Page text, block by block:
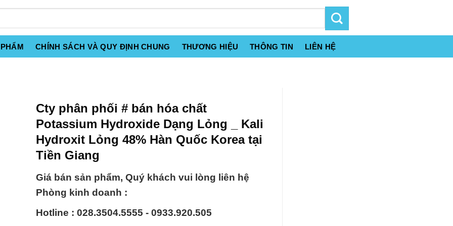
CHÍNH SÁCH VÀ QUY ĐỊNH CHUNG THƯƠNG HIỆU THÔNG TIN LIÊN HỆ
Cty phân phối # bán hóa chất
Potassium Hydroxide Dạng Lỏng _ Kali
Hydroxit Lỏng 48% Hàn Quốc Korea tại
Tiền Giang
Giá bán sản phẩm, Quý khách vui lòng liên hệ
Phòng kinh doanh :
Hotline : 028.3504.5555 - 0933.920.505